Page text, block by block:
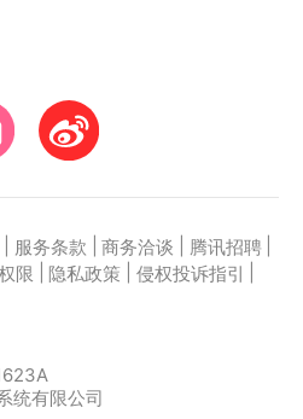
服务条款 商务洽谈 腾讯招聘
限 隐私政策 侵权投诉指引
统有限公司